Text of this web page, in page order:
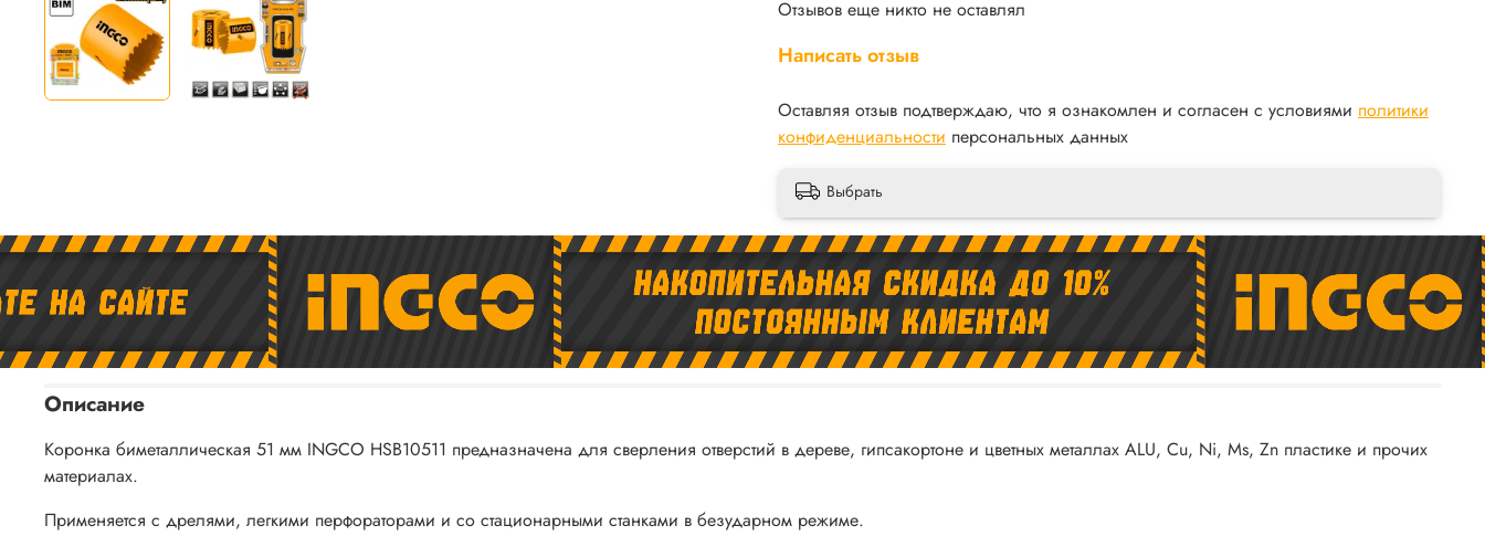
Отзывов еще никто не оставлял
Написать отзыв
Оставляя отзыв подтверждаю, что я ознакомлен и согласен с условиями политики
конфиденциальности персональных данных
Выбрать
Описание
Коронка биметаллическая 51 мм INGCO HSB10511 предназначена для сверления отверстий в дереве, гипсакортоне и цветных металлах ALU, Cu, Ni, Ms, Zn пластике и прочих
материалах.
Применяется с дрелями, легкими перфораторами и со стационарными станками в безударном режиме.